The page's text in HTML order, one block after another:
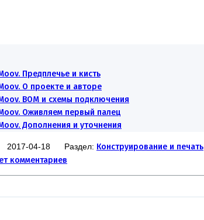
Предплечье и кисть
О проекте и авторе
BOM и схемы подключения
Оживляем первый палец
Дополнения и уточнения
2017-04-18 Раздел: Конструирование и печать
комментариев